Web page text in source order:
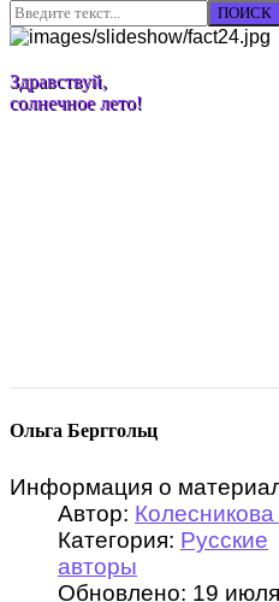
ПОИСК
Здравствуй,
солнечное лето!
Ольга Берггольц
Информация о
Автор:
Категория: Русские
авторы
Обновлено: 19